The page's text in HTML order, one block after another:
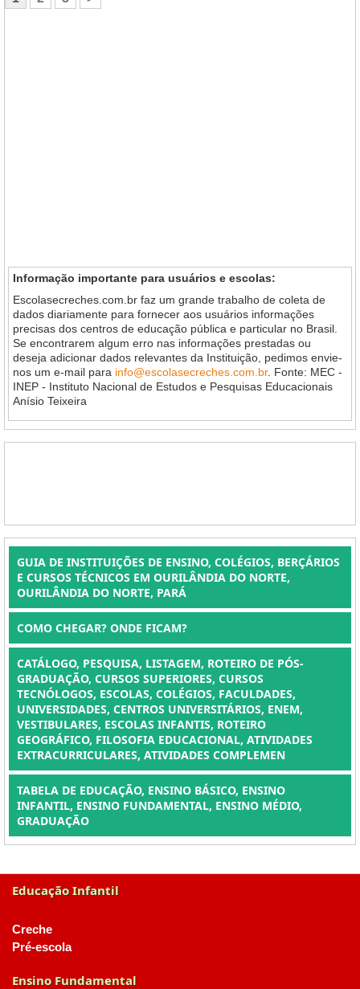
Informação importante para usuários e escolas:
Escolasecreches.com.br faz um grande trabalho de coleta de
dados diariamente para fornecer aos usuários informações
precisas dos centros de educação pública e particular no Brasil.
Se encontrarem algum erro nas informações prestadas ou
deseja adicionar dados relevantes da Instituição, pedimos envie-
nos um e-mail para info@escolasecreches.com.br. Fonte: MEC -
INEP - Instituto Nacional de Estudos e Pesquisas Educacionais
Anísio Teixeira
GUIA DE INSTITUIÇÕES DE ENSINO, COLÉGIOS, BERÇÁRIOS
E CURSOS TÉCNICOS EM OURILÂNDIA DO NORTE,
OURILÂNDIA DO NORTE, PARÁ
COMO CHEGAR? ONDE FICAM?
CATÁLOGO, PESQUISA, LISTAGEM, ROTEIRO DE PÓS-
GRADUAÇÃO, CURSOS SUPERIORES, CURSOS
TECNÓLOGOS, ESCOLAS, COLÉGIOS, FACULDADES,
UNIVERSIDADES, CENTROS UNIVERSITÁRIOS, ENEM,
VESTIBULARES, ESCOLAS INFANTIS, ROTEIRO
GEOGRÁFICO, FILOSOFIA EDUCACIONAL, ATIVIDADES
EXTRACURRICULARES, ATIVIDADES COMPLEMEN
TABELA DE EDUCAÇÃO, ENSINO BÁSICO, ENSINO
INFANTIL, ENSINO FUNDAMENTAL, ENSINO MÉDIO,
GRADUAÇÃO
Educação Infantil
Creche
Pré-escola
Ensino Fundamental